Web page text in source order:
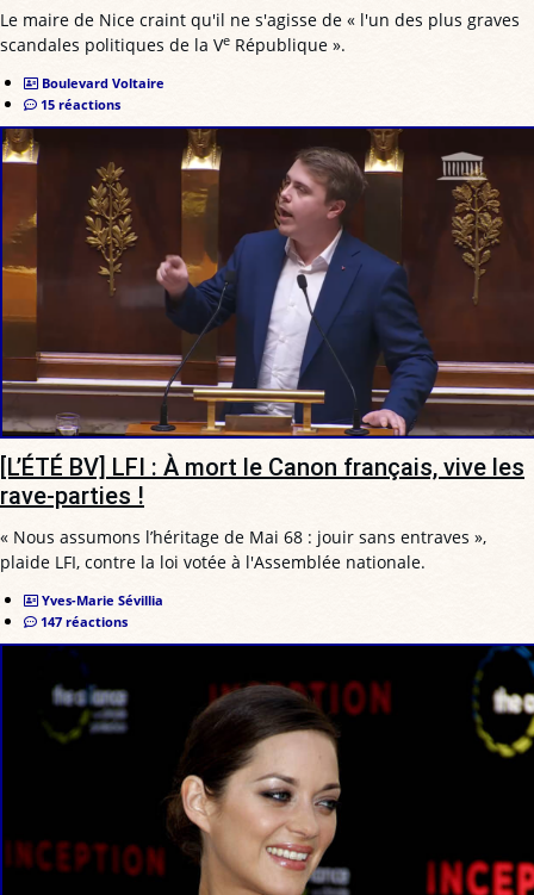
Le maire de Nice craint qu'il ne s'agisse de « l'un des plus graves
scandales politiques de la Ve République ».
Boulevard Voltaire
15 réactions
[L’ÉTÉ BV] LFI : À mort le Canon français, vive les
rave-parties !
« Nous assumons l’héritage de Mai 68 : jouir sans entraves »,
plaide LFI, contre la loi votée à l'Assemblée nationale.
Yves-Marie Sévillia
147 réactions